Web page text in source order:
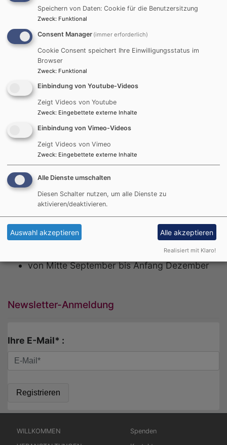
Friederike Plum
Viermal im Jahr erscheint unser aktueller
Gemeindebrief "Impuls".
Er gilt jeweils für die Zeit
vom 1. Advent bis Mitte März
von Mitte März bis Ende Juni
von Mitte Juni bis Mitte September
von Mitte September bis Anfang Dezember
Newsletter-Anmeldung
Ihre E-Mail* :
Hauptnavigation
WILLKOMMEN
Fußbereichsmenü
Spenden
Speichern von Daten: Cookie für die Benutzersitzung
Zweck: Funktional
Consent Manager (immer erforderlich)
Cookie Consent speichert Ihre Einwilligungsstatus im
Browser
Zweck: Funktional
Einbindung von Youtube-Videos
Zeigt Videos von Youtube
Zweck: Eingebettete externe Inhalte
Einbindung von Vimeo-Videos
Zeigt Videos von Vimeo
Zweck: Eingebettete externe Inhalte
Alle Dienste umschalten
Diesen Schalter nutzen, um alle Dienste zu
aktivieren/deaktivieren.
Auswahl akzeptieren Alle akzeptieren
Realisiert mit Klaro!